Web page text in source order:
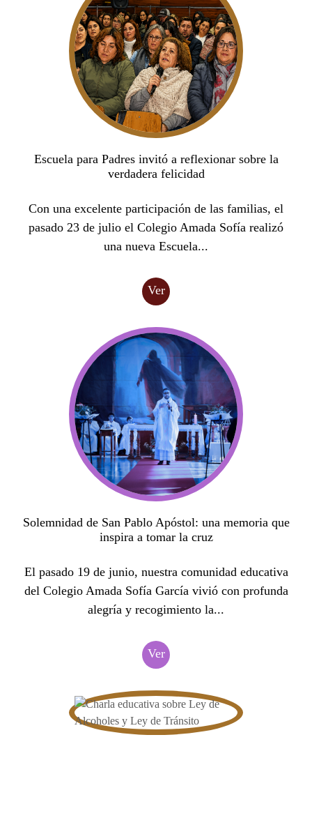
Escuela para Padres invitó a reflexionar sobre la
verdadera felicidad
Con una excelente participación de las familias, el
pasado 23 de julio el Colegio Amada Sofía realizó
una nueva Escuela...
Ver
Solemnidad de San Pablo Apóstol: una memoria que
inspira a tomar la cruz
El pasado 19 de junio, nuestra comunidad educativa
del Colegio Amada Sofía García vivió con profunda
alegría y recogimiento la...
Ver